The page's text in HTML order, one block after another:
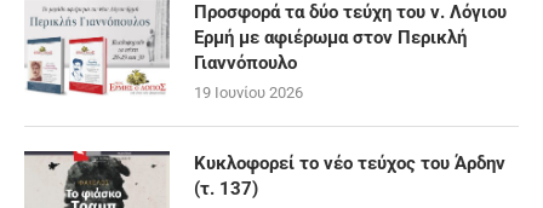
Προσφορά τα δύο τεύχη του ν. Λόγιου
Ερμή με αφιέρωμα στον Περικλή
Γιαννόπουλο
19 Ιουνίου 2026
Κυκλοφορεί το νέο τεύχος του Άρδην
(τ. 137)